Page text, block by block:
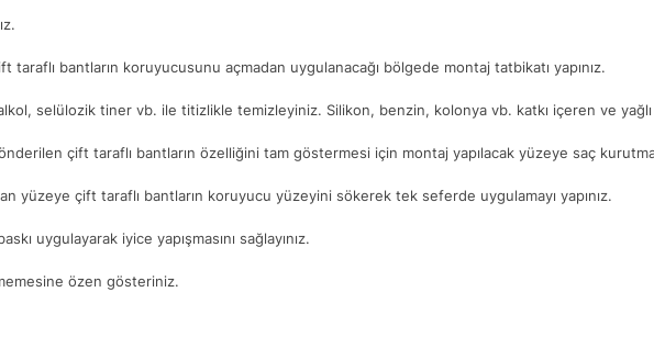
bantların koruyucusunu açmadan uygulanacağı bölgede montaj tatbikatı yapınız.
alkol, selülozik tiner vb. ile titizlikle temizleyiniz. Silikon, benzin, kolonya vb. katkı içeren ve
çift taraflı bantların özelliğini tam göstermesi için montaj yapılacak yüzeye saç kurutma
yüzeye çift taraflı bantların koruyucu yüzeyini sökerek tek seferde uygulamayı yapınız.
uygulayarak iyice yapışmasını sağlayınız.
özen gösteriniz.